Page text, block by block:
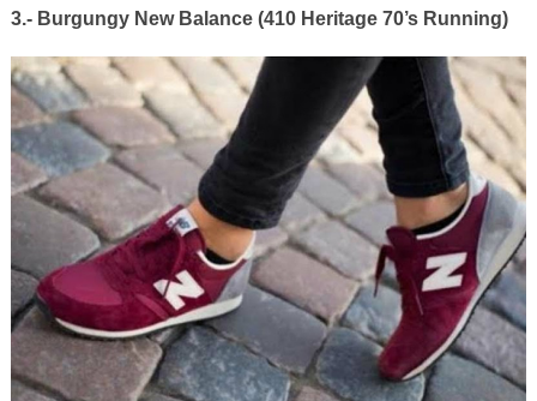
3.- Burgungy New Balance (410 Heritage 70’s Running)